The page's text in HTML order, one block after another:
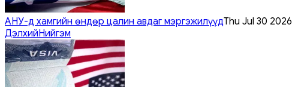
АНУ-д хамгийн өндөр цалин авдаг мэргэжилүүдThu Jul 30 2026
ДэлхийНийгэм